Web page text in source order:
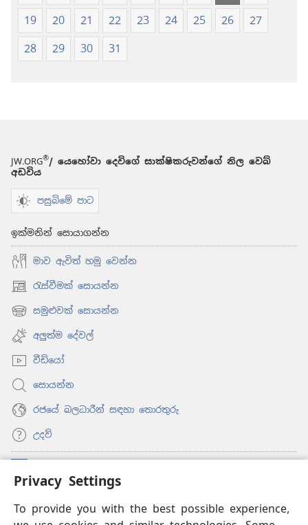
Privacy Settings
To provide you with the best possible experience,
19
20 21 22 23 24 25 26
27
28
29 30 31
JW.ORG®/ යෙහෝවා දෙවිගේ සාක්ෂිකරුවන්ගේ නිල වෙබ්
අඩවිය
පසුබිමේ පාට
ඉක්මනින් සොයාගන්න
මාව ඇවිත් හමු වෙන්න
රැස්වීමක් සොයන්න
(opens
new
window)
සමුළුවක් සොයන්න
(opens
new
window)
අලුත්ම දේවල්
වීඩියෝ
සොයන්න
රජයේ බලධාරීන් සඳහා තොරතුරු
උදව්
(opens
new
window)
ඔන්ලයින් ලයිබ්‍රරි
(opens